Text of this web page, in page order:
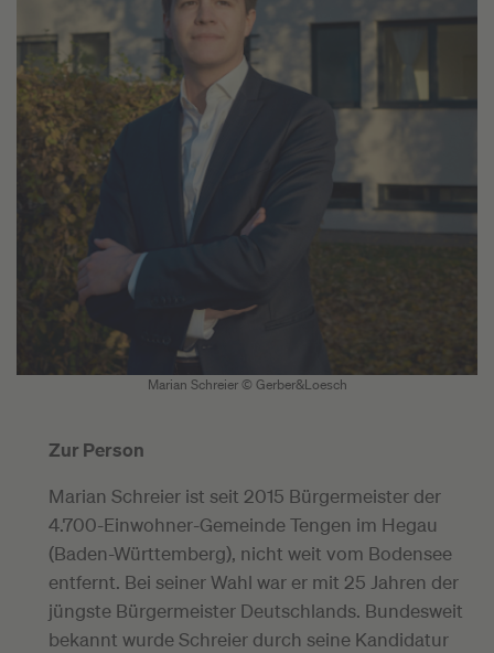
Marian Schreier © Gerber&Loesch
Zur Person
Marian Schreier ist seit 2015 Bürgermeister der
4.700-Einwohner-Gemeinde Tengen im Hegau
(Baden-Württemberg), nicht weit vom Bodensee
entfernt. Bei seiner Wahl war er mit 25 Jahren der
jüngste Bürgermeister Deutschlands. Bundesweit
bekannt wurde Schreier durch seine Kandidatur